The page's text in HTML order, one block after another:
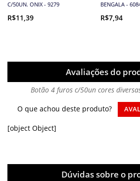
C/50UN. ONIX - 9279
R$11,39
BENGALA -
R$7,94
Avaliações do
Botão 4 furos c/50un cores
O que achou deste produto?
[object Object]
Dúvidas sobre o